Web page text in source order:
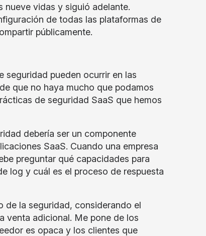
nueve vidas y siguió adelante.
de todas las plataformas de
públicamente.
seguridad pueden ocurrir en las
que no haya mucho que podamos
de seguridad SaaS que hemos
debería ser un componente
SaaS. Cuando una empresa
preguntar qué capacidades para
log y cuál es el proceso de respuesta
de la seguridad, considerando el
venta adicional. Me pone de los
es opaca y los clientes que